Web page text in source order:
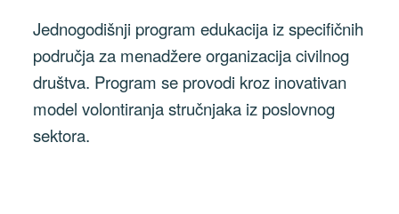
Jednogodišnji program edukacija iz specifičnih
područja za menadžere organizacija civilnog
društva. Program se provodi kroz inovativan
model volontiranja stručnjaka iz poslovnog
sektora.